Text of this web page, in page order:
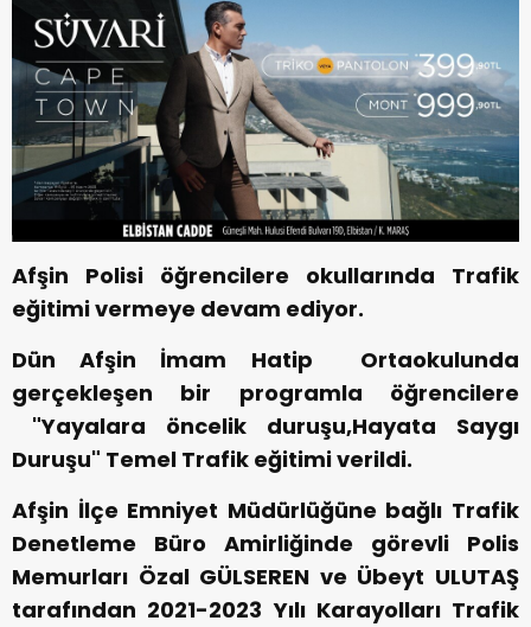
Afşin Polisi öğrencilere okullarında Trafik
eğitimi vermeye devam ediyor.
Dün Afşin İmam Hatip Ortaokulunda
gerçekleşen bir programla öğrencilere
"Yayalara öncelik duruşu,Hayata Saygı
Duruşu" Temel Trafik eğitimi verildi.
Afşin İlçe Emniyet Müdürlüğüne bağlı Trafik
Denetleme Büro Amirliğinde görevli Polis
Memurları Özal GÜLSEREN ve Übeyt ULUTAŞ
tarafından 2021-2023 Yılı Karayolları Trafik